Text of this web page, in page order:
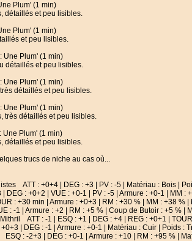
Plum' (1 min)
détaillés et peu lisibles.
Plum' (1 min)
et peu lisibles.
Une Plum' (1 min)
détaillés et peu lisibles.
Une Plum' (1 min)
détaillés et peu lisibles.
Une Plum' (1 min)
très détaillés et peu lisibles.
Plum' (1 min)
détaillés et peu lisibles.
trucs de niche au cas où...
ATT : +0+4 | DEG : +3 | PV : -5 | Matériau : Bois |
: +0+2 | VUE : +0-1 | PV : -5 | Armure : +0-1 | MM :
: +30 min | Armure : +0+3 | RM : +30 % | MM : +38 %
-1 | Armure : +2 | RM : +5 % | Coup de Butoir : +5 % |
ATT : -1 | ESQ : +1 | DEG : +4 | REG : +0+1 |
| DEG : -1 | Armure : +0-1 | Matériau : Cuir | Poids :
: -2+3 | DEG : +0-1 | Armure : +10 | RM : +95 % |